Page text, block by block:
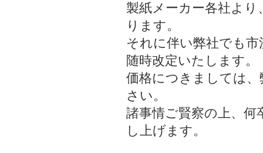
製紙メーカー各社よ
ります。
それに伴い弊社でも
随時改定いたします。
価格につきましては
さい。
諸事情ご賢察の上、
し上げます。